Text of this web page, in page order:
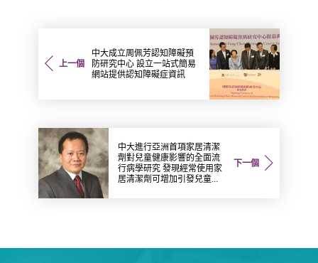
上一個
中大成立周佩芳認知障礙預
防研究中心 設立一站式簡易
網站提供認知障礙症資訊
下一個
中大進行亞洲首項家居清潔
劑對兒童健康影響的全面流
行病學研究 發現經常使用家
居清潔劑可增加引發兒童鼻